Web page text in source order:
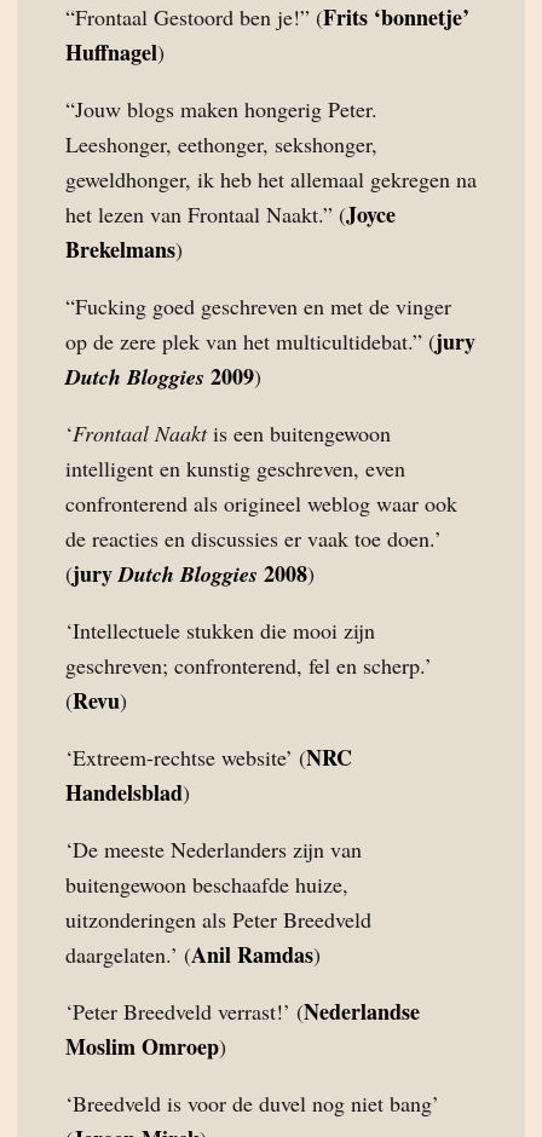
“Frontaal Gestoord ben je!” (Frits ‘bonnetje’
Huffnagel)
“Jouw blogs maken hongerig Peter.
Leeshonger, eethonger, sekshonger,
geweldhonger, ik heb het allemaal gekregen na
het lezen van Frontaal Naakt.” (Joyce
Brekelmans)
“Fucking goed geschreven en met de vinger
op de zere plek van het multicultidebat.” (jury
Dutch Bloggies 2009)
‘Frontaal Naaktis een buitengewoon
intelligent en kunstig geschreven, even
confronterend als origineel weblog waar ook
de reacties en discussies er vaak toe doen.’
(juryDutch Bloggies 2008)
‘Intellectuele stukken die mooi zijn
geschreven; confronterend, fel en scherp.’
(Revu)
‘Extreem-rechtse website’ (NRC
Handelsblad)
‘De meeste Nederlanders zijn van
buitengewoon beschaafde huize,
uitzonderingen als Peter Breedveld
daargelaten.’ (Anil Ramdas)
‘Peter Breedveld verrast!’ (Nederlandse
Moslim Omroep)
‘Breedveld is voor de duvel nog niet bang’